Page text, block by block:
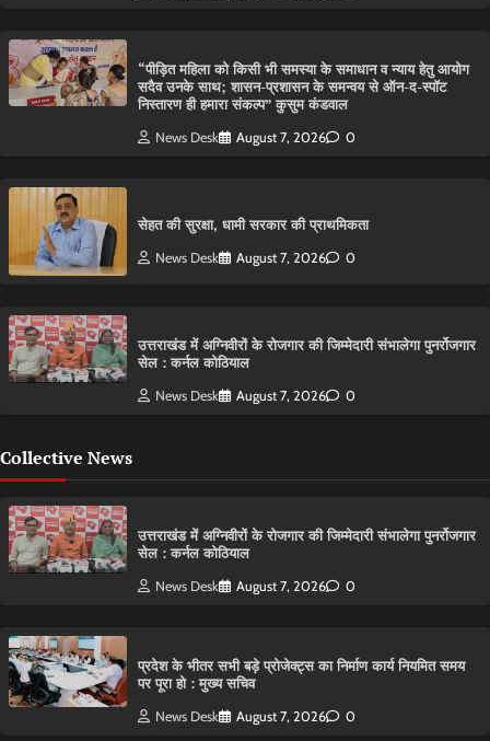
“पीड़ित महिला को किसी भी समस्या के समाधान व न्याय हेतु आयोग
सदैव उनके साथ; शासन-प्रशासन के समन्वय से ऑन-द-स्पॉट
निस्तारण ही हमारा संकल्प” कुसुम कंडवाल
News Desk August 7, 2026 0
सेहत की सुरक्षा, धामी सरकार की प्राथमिकता
News Desk August 7, 2026 0
उत्तराखंड में अग्निवीरों के रोजगार की जिम्मेदारी संभालेगा पुनर्रोजगार
सेल : कर्नल कोठियाल
News Desk August 7, 2026 0
Collective News
उत्तराखंड में अग्निवीरों के रोजगार की जिम्मेदारी संभालेगा पुनर्रोजगार
सेल : कर्नल कोठियाल
News Desk August 7, 2026 0
प्रदेश के भीतर सभी बड़े प्रोजेक्ट्स का निर्माण कार्य नियमित समय
पर पूरा हो : मुख्य सचिव
News Desk August 7, 2026 0